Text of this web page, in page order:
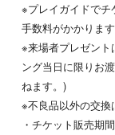
※プレイガイドで
手数料がかかります
※来場者プレゼント
ング当日に限りお
ねます。)
※不良品以外の交換
・チケット販売期間